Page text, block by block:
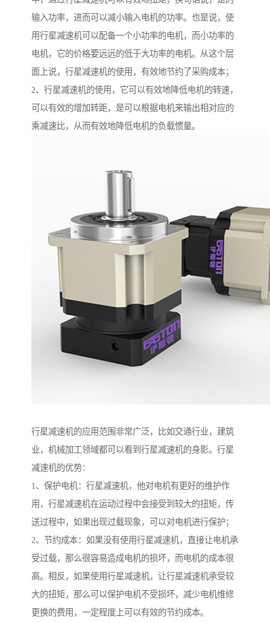
输入功率，进而可以减小输入电机的功率。也是说，使
用行星减速机可以配备一个小功率的电机，而小功率的
电机，它的价格要远远的低于大功率的电机。从这个层
面上说，行星减速机的使用，有效地节约了采购成本；
2、行星减速机的使用，它可以有效地降低电机的转速，
可以有效的增加转距，是可以根据电机来输出相对应的
乘减速比，从而有效地降低电机的负载惯量。
行星减速机的应用范围非常广泛，比如交通行业，建筑
业，机械加工领域都可以看到行星减速机的身影。行星
减速机的优势：
1、保护电机：行星减速机，他对电机有更好的维护作
用，行星减速机在运动过程中会接受到较大的扭矩，传
送过程中，如果出现过载现象，可以对电机进行保护；
2、节约成本：如果没有使用行星减速机，直接让电机承
受过载，那么很容易造成电机的损坏，而电机的成本很
高。相反，如果使用行星减速机，让行星减速机承受较
大的扭矩，那么可以保护电机不受损坏，减少电机维修
更换的费用，一定程度上可以有效的节约成本。